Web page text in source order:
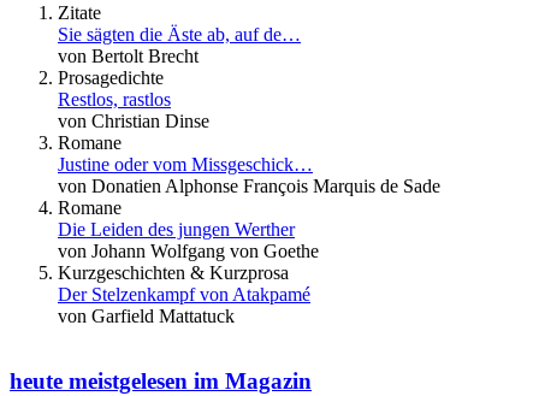
Zitate
Sie sägten die Äste ab, auf de…
von Bertolt Brecht
Prosagedichte
Restlos, rastlos
von Christian Dinse
Romane
Justine oder vom Missgeschick…
von Donatien Alphonse François Marquis de Sade
Romane
Die Leiden des jungen Werther
von Johann Wolfgang von Goethe
Kurzgeschichten & Kurzprosa
Der Stelzenkampf von Atakpamé
von Garfield Mattatuck
heute meistgelesen im Magazin